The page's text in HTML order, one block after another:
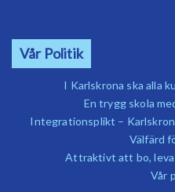
Vår Politik
I Karlskrona ska alla
En trygg skola
Integrationsplikt –
Välfärd
Attraktivt att bo, leva
Vår